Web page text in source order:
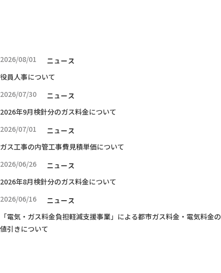
2026/08/01 ニュース
役員人事について
2026/07/30
ニュース
2026年9月検針分のガス料金について
2026/07/01
ニュース
ガス工事の内管工事費見積単価について
2026/06/26
ニュース
2026年8月検針分のガス料金について
2026/06/16
ニュース
「電気・ガス料金負担軽減支援事業」による都市ガス料金・電気料金の
値引きについて